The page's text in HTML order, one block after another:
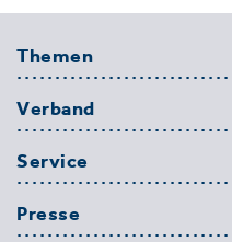
Themen
Verband
Service
Presse